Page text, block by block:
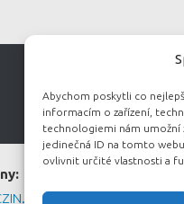
Abychom poskytli co
informacím o zařízení,
technologiemi nám umožní
jedinečná ID na tomto
ovlivnit určité vlastnosti a
|